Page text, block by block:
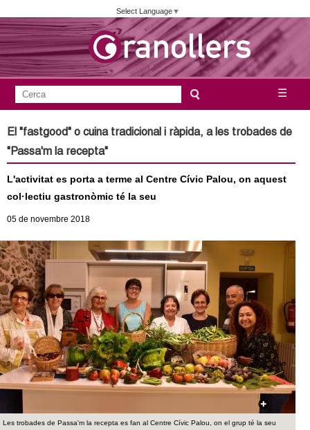
Vés
al
contingut
Select Language▼
u
n
a
m
e
n
t
d
e
☰
F
o
r
m
u
l
a
r
i
d
e
c
e
r
c
e
El "fastgood" o cuina tradicional i ràpida, a les trobades de
"Passa'm la recepta"
L'activitat es porta a terme al Centre Cívic Palou, on aquest
col·lectiu gastronòmic té la seu
05 de novembre 2018
Les trobades de Passa'm la recepta es fan al Centre Cívic Palou, on el grup té la seu